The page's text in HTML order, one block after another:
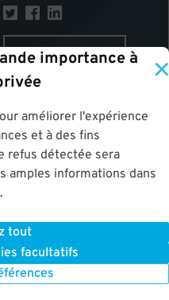
importance à
améliorer l'expérience
et à des fins
refus détectée sera
amples informations dans
.
tout
facultatifs
CANADA
HAUT
Policy